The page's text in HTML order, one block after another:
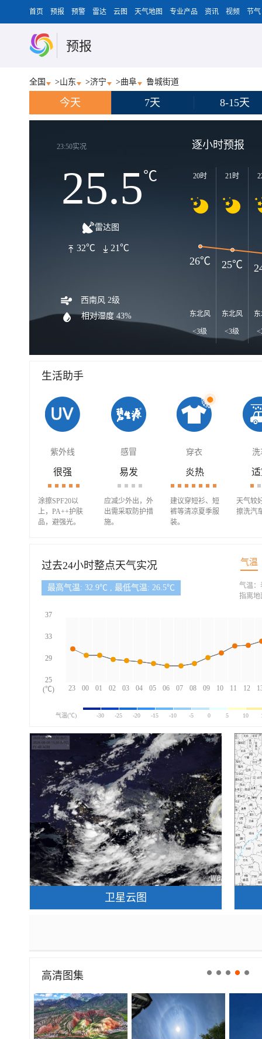
首页 预报 预警 雷达 云图 天气地图 专业产品 资讯 视频 节气
预报
全国 >山东 >济宁 >曲阜 鲁城街道
今天 7天 8-15天
23:50实况
25.5℃
雷达图
32℃ 21℃
西南风 2级
相对湿度 43%
逐小时预报
20时
东北风
<3级
21时
东北风
<3级
26℃ 25℃
生活助手
紫外线 感冒 穿衣 洗
很强
涂擦SPF20以
上，PA++护肤
品，避强光。
易发
应减少外出，外
出需采取防护措
施。
炎热
建议穿短衫、短
裤等清凉夏季服
装。
天气较
擦洗汽
过去24小时整点天气实况 气温
最高气温: 32.9℃ , 最低气温: 26.5℃
23 00 01 02 03 04 05 06 07 08 09 10 11 12
37
33
29
25
(℃)
气温：
指离地
气温(℃) -30 -25 -20 -15 -10 -5 0 5 10
卫星云图
高清图集